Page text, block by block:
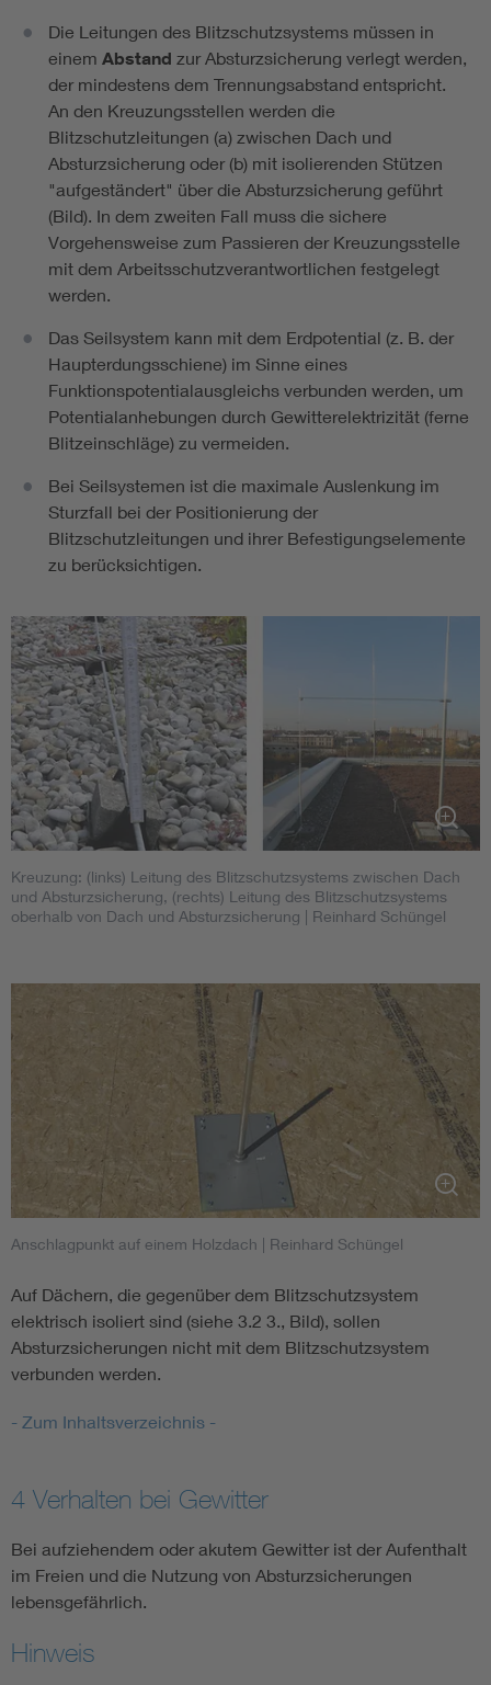
Die Leitungen des Blitzschutzsystems müssen in
einem Abstand zur Absturzsicherung verlegt werden,
der mindestens dem Trennungsabstand entspricht.
An den Kreuzungsstellen werden die
Blitzschutzleitungen (a) zwischen Dach und
Absturzsicherung oder (b) mit isolierenden Stützen
"aufgeständert" über die Absturzsicherung geführt
(Bild). In dem zweiten Fall muss die sichere
Vorgehensweise zum Passieren der Kreuzungsstelle
mit dem Arbeitsschutzverantwortlichen festgelegt
werden.
Das Seilsystem kann mit dem Erdpotential (z. B. der
Haupterdungsschiene) im Sinne eines
Funktionspotentialausgleichs verbunden werden, um
Potentialanhebungen durch Gewitterelektrizität (ferne
Blitzeinschläge) zu vermeiden.
Bei Seilsystemen ist die maximale Auslenkung im
Sturzfall bei der Positionierung der
Blitzschutzleitungen und ihrer Befestigungselemente
zu berücksichtigen.
Kreuzung: (links) Leitung des Blitzschutzsystems zwischen Dach
und Absturzsicherung, (rechts) Leitung des Blitzschutzsystems
oberhalb von Dach und Absturzsicherung | Reinhard Schüngel
Anschlagpunkt auf einem Holzdach | Reinhard Schüngel
Auf Dächern, die gegenüber dem Blitzschutzsystem
elektrisch isoliert sind (siehe 3.2 3., Bild), sollen
Absturzsicherungen nicht mit dem Blitzschutzsystem
verbunden werden.
- Zum Inhaltsverzeichnis -
4 Verhalten bei Gewitter
Bei aufziehendem oder akutem Gewitter ist der Aufenthalt
im Freien und die Nutzung von Absturzsicherungen
lebensgefährlich.
Hinweis